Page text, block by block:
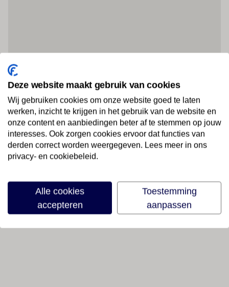
Deze website maakt gebruik van cookies
Wij gebruiken cookies om onze website goed te laten
werken, inzicht te krijgen in het gebruik van de website en
onze content en aanbiedingen beter af te stemmen op jouw
interesses. Ook zorgen cookies ervoor dat functies van
derden correct worden weergegeven. Lees meer in ons
privacy- en cookiebeleid.
Alle cookies
accepteren
Toestemming
aanpassen